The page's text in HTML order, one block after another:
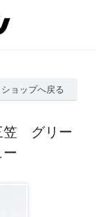
ショップへ戻る
笠 グリー